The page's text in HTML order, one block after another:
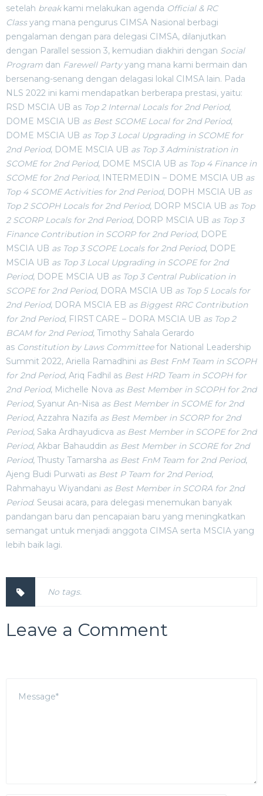
setelah breakkami melakukan agenda Official & RC
Classyang mana pengurus CIMSA Nasional berbagi
pengalaman dengan para delegasi CIMSA, dilanjutkan
dengan Parallel session 3, kemudian diakhiri dengan Social
Program dan Farewell Partyyang mana kami bermain dan
bersenang-senang dengan delagasi lokal CIMSA lain. Pada
NLS 2022 ini kami mendapatkan berberapa prestasi, yaitu:
RSD MSCIA UB as Top 2 Internal Locals for 2nd Period,
DOME MSCIA UB as Best SCOME Local for 2nd Period,
DOME MSCIA UB as Top 3 Local Upgrading in SCOME for
2nd Period, DOME MSCIA UB as Top 3 Administration in
SCOME for 2nd Period, DOME MSCIA UB as Top 4 Finance in
SCOME for 2nd Period, INTERMEDIN – DOME MSCIA UB as
Top 4 SCOME Activities for 2nd Period, DOPH MSCIA UB as
Top 2 SCOPH Locals for 2nd Period, DORP MSCIA UB as Top
2 SCORP Locals for 2nd Period, DORP MSCIA UB as Top 3
Finance Contribution in SCORP for 2nd Period, DOPE
MSCIA UB as Top 3 SCOPE Locals for 2nd Period, DOPE
MSCIA UB as Top 3 Local Upgrading in SCOPE for 2nd
Period, DOPE MSCIA UB as Top 3 Central Publication in
SCOPE for 2nd Period, DORA MSCIA UB as Top 5 Locals for
2nd Period, DORA MSCIA EB as Biggest RRC Contribution
for 2nd Period, FIRST CARE – DORA MSCIA UB as Top 2
BCAM for 2nd Period, Timothy Sahala Gerardo
as Constitution by Laws Committeefor National Leadership
Summit 2022, Ariella Ramadhini as Best FnM Team in SCOPH
for 2nd Period, Ariq Fadhil as Best HRD Team in SCOPH for
2nd Period, Michelle Nova as Best Member in SCOPH for 2nd
Period, Syanur An-Nisa as Best Member in SCOME for 2nd
Period, Azzahra Nazifa as Best Member in SCORP for 2nd
Period, Saka Ardhayudicva as Best Member in SCOPE for 2nd
Period, Akbar Bahauddin as Best Member in SCORE for 2nd
Period, Thusty Tamarsha as Best FnM Team for 2nd Period,
Ajeng Budi Purwati as Best P Team for 2nd Period,
Rahmahayu Wiyandani as Best Member in SCORA for 2nd
Period. Seusai acara, para delegasi menemukan banyak
pandangan baru dan pencapaian baru yang meningkatkan
semangat untuk menjadi anggota CIMSA serta MSCIA yang
lebih baik lagi.
No tags.
Leave a Comment